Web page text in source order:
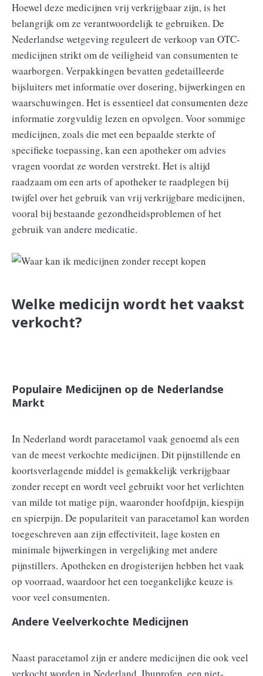
Hoewel deze medicijnen vrij verkrijgbaar zijn, is het
belangrijk om ze verantwoordelijk te gebruiken. De
Nederlandse wetgeving reguleert de verkoop van OTC-
medicijnen strikt om de veiligheid van consumenten te
waarborgen. Verpakkingen bevatten gedetailleerde
bijsluiters met informatie over dosering, bijwerkingen en
waarschuwingen. Het is essentieel dat consumenten deze
informatie zorgvuldig lezen en opvolgen. Voor sommige
medicijnen, zoals die met een bepaalde sterkte of
specifieke toepassing, kan een apotheker om advies
vragen voordat ze worden verstrekt. Het is altijd
raadzaam om een arts of apotheker te raadplegen bij
twijfel over het gebruik van vrij verkrijgbare medicijnen,
vooral bij bestaande gezondheidsproblemen of het
gebruik van andere medicatie.
Welke medicijn wordt het vaakst
verkocht?
Populaire Medicijnen op de Nederlandse
Markt
In Nederland wordt paracetamol vaak genoemd als een
van de meest verkochte medicijnen. Dit pijnstillende en
koortsverlagende middel is gemakkelijk verkrijgbaar
zonder recept en wordt veel gebruikt voor het verlichten
van milde tot matige pijn, waaronder hoofdpijn, kiespijn
en spierpijn. De populariteit van paracetamol kan worden
toegeschreven aan zijn effectiviteit, lage kosten en
minimale bijwerkingen in vergelijking met andere
pijnstillers. Apotheken en drogisterijen hebben het vaak
op voorraad, waardoor het een toegankelijke keuze is
voor veel consumenten.
Andere Veelverkochte Medicijnen
Naast paracetamol zijn er andere medicijnen die ook veel